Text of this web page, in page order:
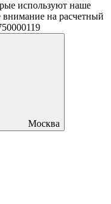
используют наше
на расчетный
Москва